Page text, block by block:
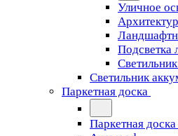
Уличное
Подсветка
Светильник
Паркетная доска
Паркетная доска